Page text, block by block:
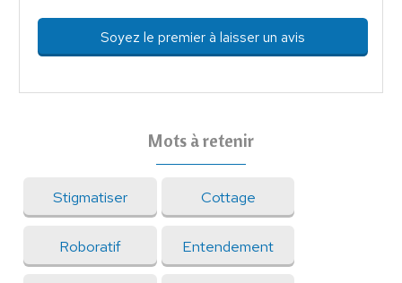
Soyez le premier à laisser un avis
Mots à retenir
Stigmatiser Cottage
Roboratif Entendement